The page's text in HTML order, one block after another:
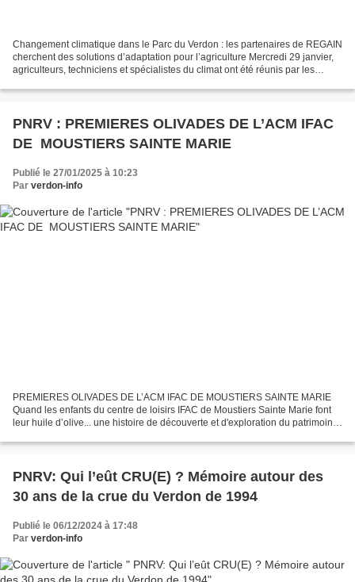
Changement climatique dans le Parc du Verdon : les partenaires de REGAIN
cherchent des solutions d’adaptation pour l’agriculture Mercredi 29 janvier,
agriculteurs, techniciens et spécialistes du climat ont été réunis par les
PNRV : PREMIERES OLIVADES DE L’ACM IFAC
DE MOUSTIERS SAINTE MARIE
Publié le 27/01/2025 à 10:23
Par verdon-info
PREMIERES OLIVADES DE L’ACM IFAC DE MOUSTIERS SAINTE MARIE
Quand les enfants du centre de loisirs IFAC de Moustiers Sainte Marie font
leur huile d’olive... une histoire de découverte et d'exploration du patrimoine
PNRV: Qui l’eût CRU(E) ? Mémoire autour des
30 ans de la crue du Verdon de 1994
Publié le 06/12/2024 à 17:48
Par verdon-info